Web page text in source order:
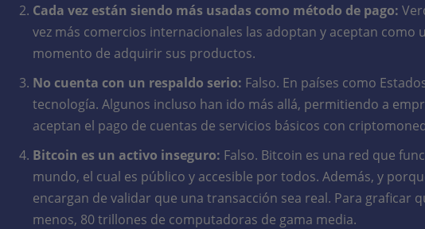
Cada vez están siendo más usadas como método de pago:
vez más comercios internacionales las adoptan y aceptan
momento de adquirir sus productos.
No cuenta con un respaldo serio: Falso. En países como
tecnología. Algunos incluso han ido más allá, permitiendo a
aceptan el pago de cuentas de servicios básicos con
Bitcoin es un activo inseguro: Falso. Bitcoin es una red que
mundo, el cual es público y accesible por todos. Además, y
encargan de validar que una transacción sea real. Para
menos, 80 trillones de computadoras de gama media.